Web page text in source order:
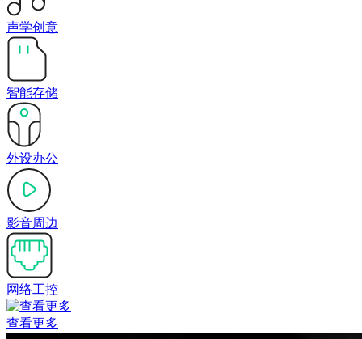
声学创意
智能存储
外设办公
影音周边
网络工控
查看更多